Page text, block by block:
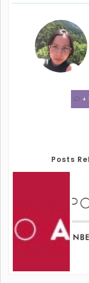
4
Posts